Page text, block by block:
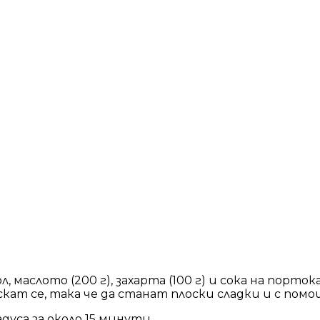
(200 г), захарта (100 г) и сока на
се, така че да станат плоски сладки и с